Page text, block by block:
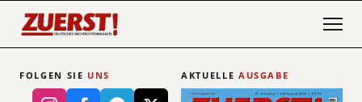
FOLGEN SIE UNS AKTUELLE AUSGABE